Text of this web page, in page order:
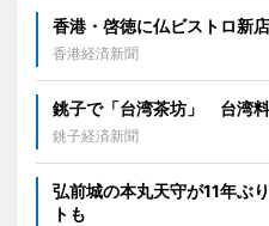
香港・啓徳に仏ビストロ新
香港経済新聞
銚子で「台湾茶坊」 台湾
銚子経済新聞
弘前城の本丸天守が11年ぶ
トも